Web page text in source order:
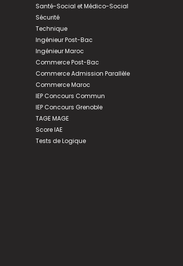
Santé-Social et Médico-Social
Sécurité
Technique
Ingénieur Post-Bac
Ingénieur Maroc
Commerce Post-Bac
Commerce Admission Parallèle
Commerce Maroc
IEP Concours Commun
IEP Concours Grenoble
TAGE MAGE
Score IAE
Tests de Logique